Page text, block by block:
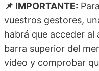
📌 IMPORTANTE:
vuestros gestores,
habrá que acceder
barra superior del
vídeo y comprobar